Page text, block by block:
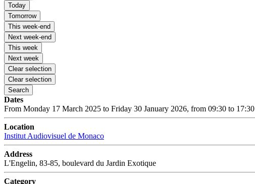
Today
Tomorrow
This week-end
Next week-end
This week
Next week
Clear selection
Clear selection
Search
Dates
From Monday 17 March 2025 to Friday 30 January 2026, from 09:30 to 17:30
Location
Institut Audiovisuel de Monaco
Address
L'Engelin, 83-85, boulevard du Jardin Exotique
Category